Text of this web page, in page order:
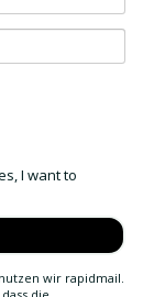
I want to
wir rapidmail.
die